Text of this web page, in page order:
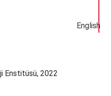
English
Enstitüsü, 2022